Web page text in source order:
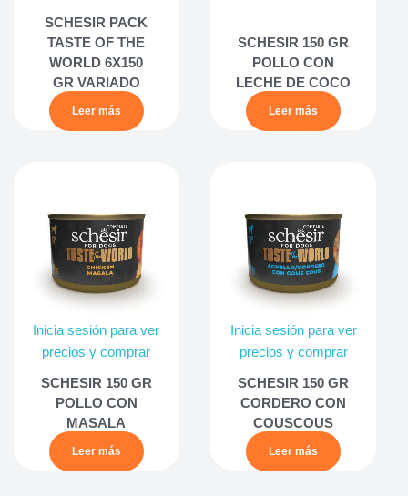
SCHESIR PACK
TASTE OF THE
WORLD 6X150
GR VARIADO
Leer más
SCHESIR 150 GR
POLLO CON
LECHE DE COCO
Leer más
Inicia sesión para ver
precios y comprar
SCHESIR 150 GR
POLLO CON
MASALA
Leer más
Inicia sesión para ver
precios y comprar
SCHESIR 150 GR
CORDERO CON
COUSCOUS
Leer más